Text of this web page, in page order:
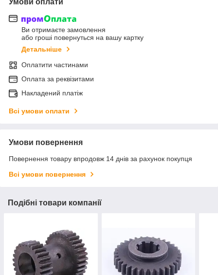
Ви отримаєте замовлення
або гроші повернуться на вашу картку
Детальніше
Оплатити частинами
Оплата за реквізитами
Накладений платіж
Всі умови оплати
Умови повернення
Повернення товару впродовж 14 днів за рахунок покупця
Всі умови повернення
Подібні товари компанії